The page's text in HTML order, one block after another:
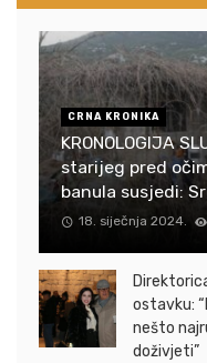
CRNA KRONIKA
KRONOLOGIJA
starijeg pred
banula susjedi:
18. siječnja 2024.
ostavku:
nešto
doživjeti”